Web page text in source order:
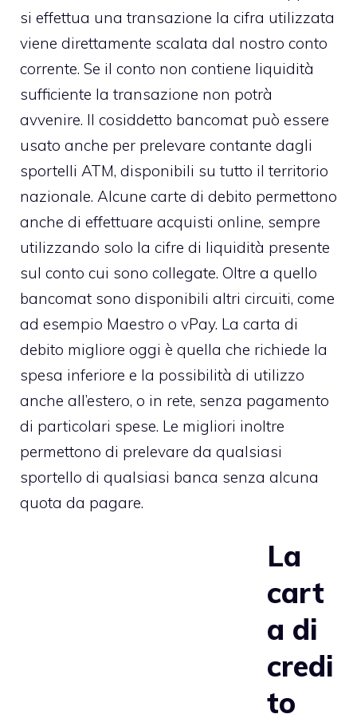
si effettua una transazione la cifra utilizzata
viene direttamente scalata dal nostro conto
corrente. Se il conto non contiene liquidità
sufficiente la transazione non potrà
avvenire. Il cosiddetto bancomat può essere
usato anche per prelevare contante dagli
sportelli ATM, disponibili su tutto il territorio
nazionale. Alcune carte di debito permettono
anche di effettuare acquisti online, sempre
utilizzando solo la cifre di liquidità presente
sul conto cui sono collegate. Oltre a quello
bancomat sono disponibili altri circuiti, come
ad esempio Maestro o vPay. La carta di
debito migliore oggi è quella che richiede la
spesa inferiore e la possibilità di utilizzo
anche all’estero, o in rete, senza pagamento
di particolari spese. Le migliori inoltre
permettono di prelevare da qualsiasi
sportello di qualsiasi banca senza alcuna
quota da pagare.
La
cart
a di
credi
to